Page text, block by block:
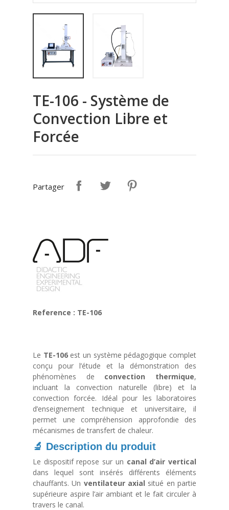
TE-106 - Système de
Convection Libre et
Forcée
Partager
Reference : TE-106
Le TE-106est un système pédagogique complet
conçu pour l’étude et la démonstration des
phénomènes de convection thermique,
incluant la convection naturelle (libre) et la
convection forcée. Idéal pour les laboratoires
d’enseignement technique et universitaire, il
permet une compréhension approfondie des
mécanismes de transfert de chaleur.
🔬 Description du produit
Le dispositif repose sur un canal d’air vertical
dans lequel sont insérés différents éléments
chauffants. Un ventilateur axial situé en partie
supérieure aspire l’air ambiant et le fait circuler à
travers le canal.